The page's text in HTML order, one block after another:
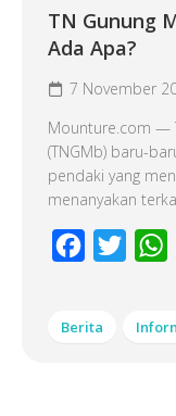
TN Gunung
Ada Apa?
7 November
Mounture.com —
(TNGMb) baru-
pendaki yang
menanyakan
Facebook
Twitter
Berita